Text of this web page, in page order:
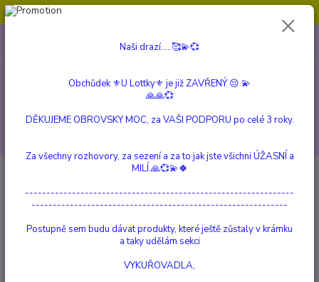
CZK
VÍLY, STRÁŽNÍ ANDĚLÉ a ČARODĚJKY
Půlnoční Víla
Naši drazí.....🥰💫💞
Obchůdek ⚜️U Lottky⚜️ je již ZAVŘENÝ 😔 💫
🙏🙏💞
DĚKUJEME OBROVSKY MOC, za VAŠI PODPORU po celé 3 roky.
Za všechny rozhovory, za sezení a za to jak jste všichni ÚŽASNÍ a
MILÍ.🙏💞💫🍀
---------------------------------------------------------------
------------------------------------------------------------
Postupně sem budu dávat produkty, které ještě zůstaly v krámku
a taky udělám sekci
VYKUŘOVADLA,